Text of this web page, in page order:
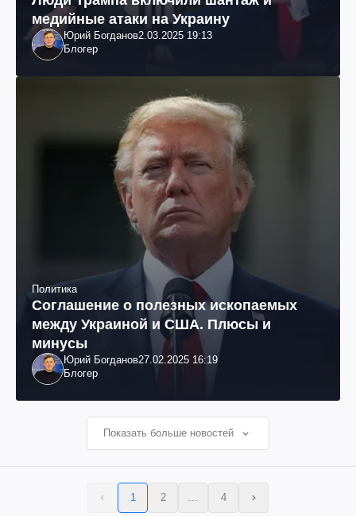
медийные атаки на Украину
Юрий Богданов2.03.2025 19:13
Блогер
Политика
Соглашение о полезных ископаемых
между Украиной и США. Плюсы и
минусы
Юрий Богданов27.02.2025 16:19
Блогер
Показать больше новостей
1 2 4